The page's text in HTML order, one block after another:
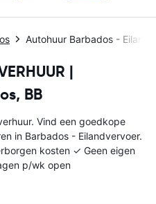
Autohuur Barbados -
|
BB
Vind een goedkope
in Barbados - Eilandvervoer.
kosten ✓ Geen eigen
p/wk open